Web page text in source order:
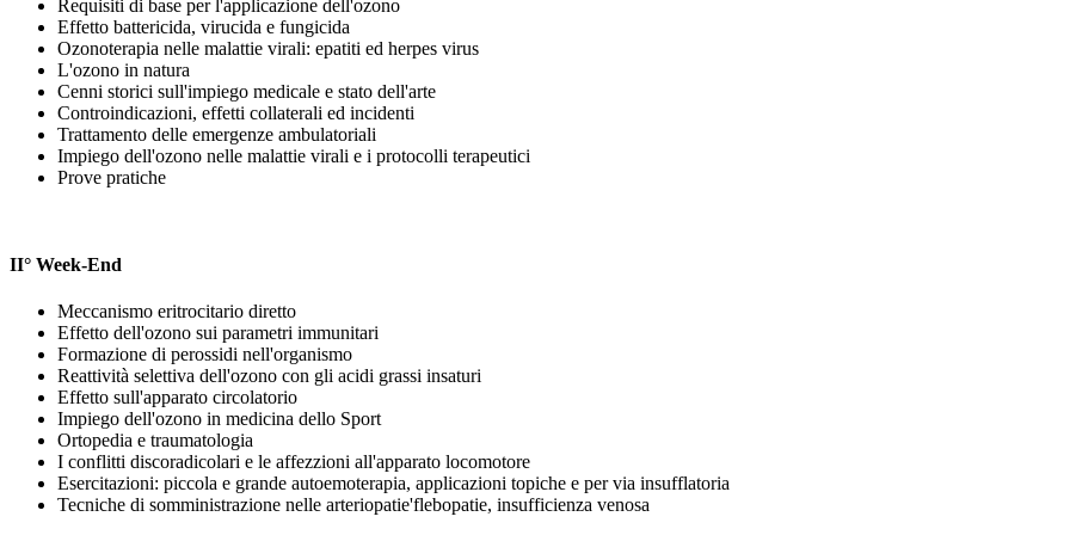
Requisiti di base per l'applicazione dell'ozono
Effetto battericida, virucida e fungicida
Ozonoterapia nelle malattie virali: epatiti ed herpes virus
L'ozono in natura
Cenni storici sull'impiego medicale e stato dell'arte
Controindicazioni, effetti collaterali ed incidenti
Trattamento delle emergenze ambulatoriali
Impiego dell'ozono nelle malattie virali e i protocolli terapeutici
Prove pratiche
II° Week-End
Meccanismo eritrocitario diretto
Effetto dell'ozono sui parametri immunitari
Formazione di perossidi nell'organismo
Reattività selettiva dell'ozono con gli acidi grassi insaturi
Effetto sull'apparato circolatorio
Impiego dell'ozono in medicina dello Sport
Ortopedia e traumatologia
I conflitti discoradicolari e le affezzioni all'apparato locomotore
Esercitazioni: piccola e grande autoemoterapia, applicazioni topiche e per via insufflatoria
Tecniche di somministrazione nelle arteriopatie'flebopatie, insufficienza venosa